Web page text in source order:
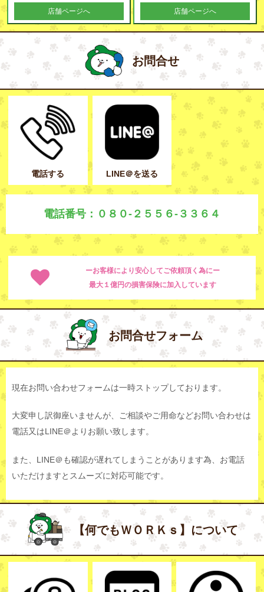
店舗ページへ 店舗ページへ
お問合せ
電話する LINE＠を送る
電話番号：０８０-２５５６-３３６４
ーお客様により安心してご依頼頂く為にー
最大１億円の損害保険に加入しています
お問合せフォーム
現在お問い合わせフォームは一時ストップしております。
大変申し訳御座いませんが、ご相談やご用命などお問い合わせは
電話又はLINE＠よりお願い致します。
また、LINE＠も確認が遅れてしまうことがあります為、お電話
いただけますとスムーズに対応可能です。
【何でもＷＯＲＫｓ】について